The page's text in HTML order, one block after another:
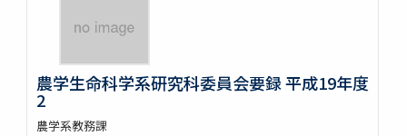
農学生命科学系研究科委員会要録 平成19年度
2
農学系教務課